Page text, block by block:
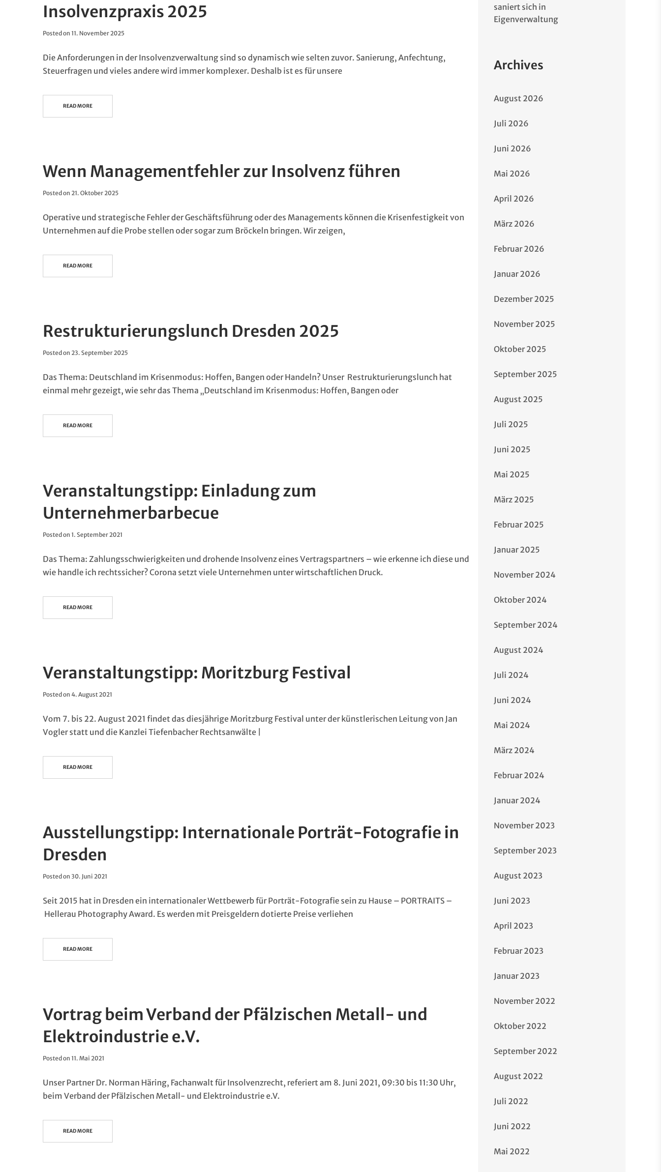
Insolvenzpraxis 2025
Posted on 11. November 2025
Die Anforderungen in der Insolvenzverwaltung sind so dynamisch wie selten zuvor. Sanierung, Anfechtung,
Steuerfragen und vieles andere wird immer komplexer. Deshalb ist es für unsere
READ MORE
Wenn Managementfehler zur Insolvenz führen
Posted on 21. Oktober 2025
Operative und strategische Fehler der Geschäftsführung oder des Managements können die Krisenfestigkeit von
Unternehmen auf die Probe stellen oder sogar zum Bröckeln bringen. Wir zeigen,
READ MORE
Restrukturierungslunch Dresden 2025
Posted on 23. September 2025
Das Thema: Deutschland im Krisenmodus: Hoffen, Bangen oder Handeln? Unser Restrukturierungslunch hat
einmal mehr gezeigt, wie sehr das Thema „Deutschland im Krisenmodus: Hoffen, Bangen oder
READ MORE
Veranstaltungstipp: Einladung zum
Unternehmerbarbecue
Posted on 1. September 2021
Das Thema: Zahlungsschwierigkeiten und drohende Insolvenz eines Vertragspartners – wie erkenne ich diese und
wie handle ich rechtssicher? Corona setzt viele Unternehmen unter wirtschaftlichen Druck.
READ MORE
Veranstaltungstipp: Moritzburg Festival
Posted on 4. August 2021
Vom 7. bis 22. August 2021 findet das diesjährige Moritzburg Festival unter der künstlerischen Leitung von Jan
Vogler statt und die Kanzlei Tiefenbacher Rechtsanwälte |
READ MORE
Ausstellungstipp: Internationale Porträt-Fotografie in
Dresden
Posted on 30. Juni 2021
Seit 2015 hat in Dresden ein internationaler Wettbewerb für Porträt-Fotografie sein zu Hause – PORTRAITS –
Hellerau Photography Award. Es werden mit Preisgeldern dotierte Preise verliehen
READ MORE
Vortrag beim Verband der Pfälzischen Metall- und
Elektroindustrie e.V.
Posted on 11. Mai 2021
Unser Partner Dr. Norman Häring, Fachanwalt für Insolvenzrecht, referiert am 8. Juni 2021, 09:30 bis 11:30 Uhr,
beim Verband der Pfälzischen Metall- und Elektroindustrie e.V.
READ MORE
saniert sich in
Eigenverwaltung
Archives
August 2026
Juli 2026
Juni 2026
Mai 2026
April 2026
März 2026
Februar 2026
Januar 2026
Dezember 2025
November 2025
Oktober 2025
September 2025
August 2025
Juli 2025
Juni 2025
Mai 2025
März 2025
Februar 2025
Januar 2025
November 2024
Oktober 2024
September 2024
August 2024
Juli 2024
Juni 2024
Mai 2024
März 2024
Februar 2024
Januar 2024
November 2023
September 2023
August 2023
Juni 2023
April 2023
Februar 2023
Januar 2023
November 2022
Oktober 2022
September 2022
August 2022
Juli 2022
Juni 2022
Mai 2022